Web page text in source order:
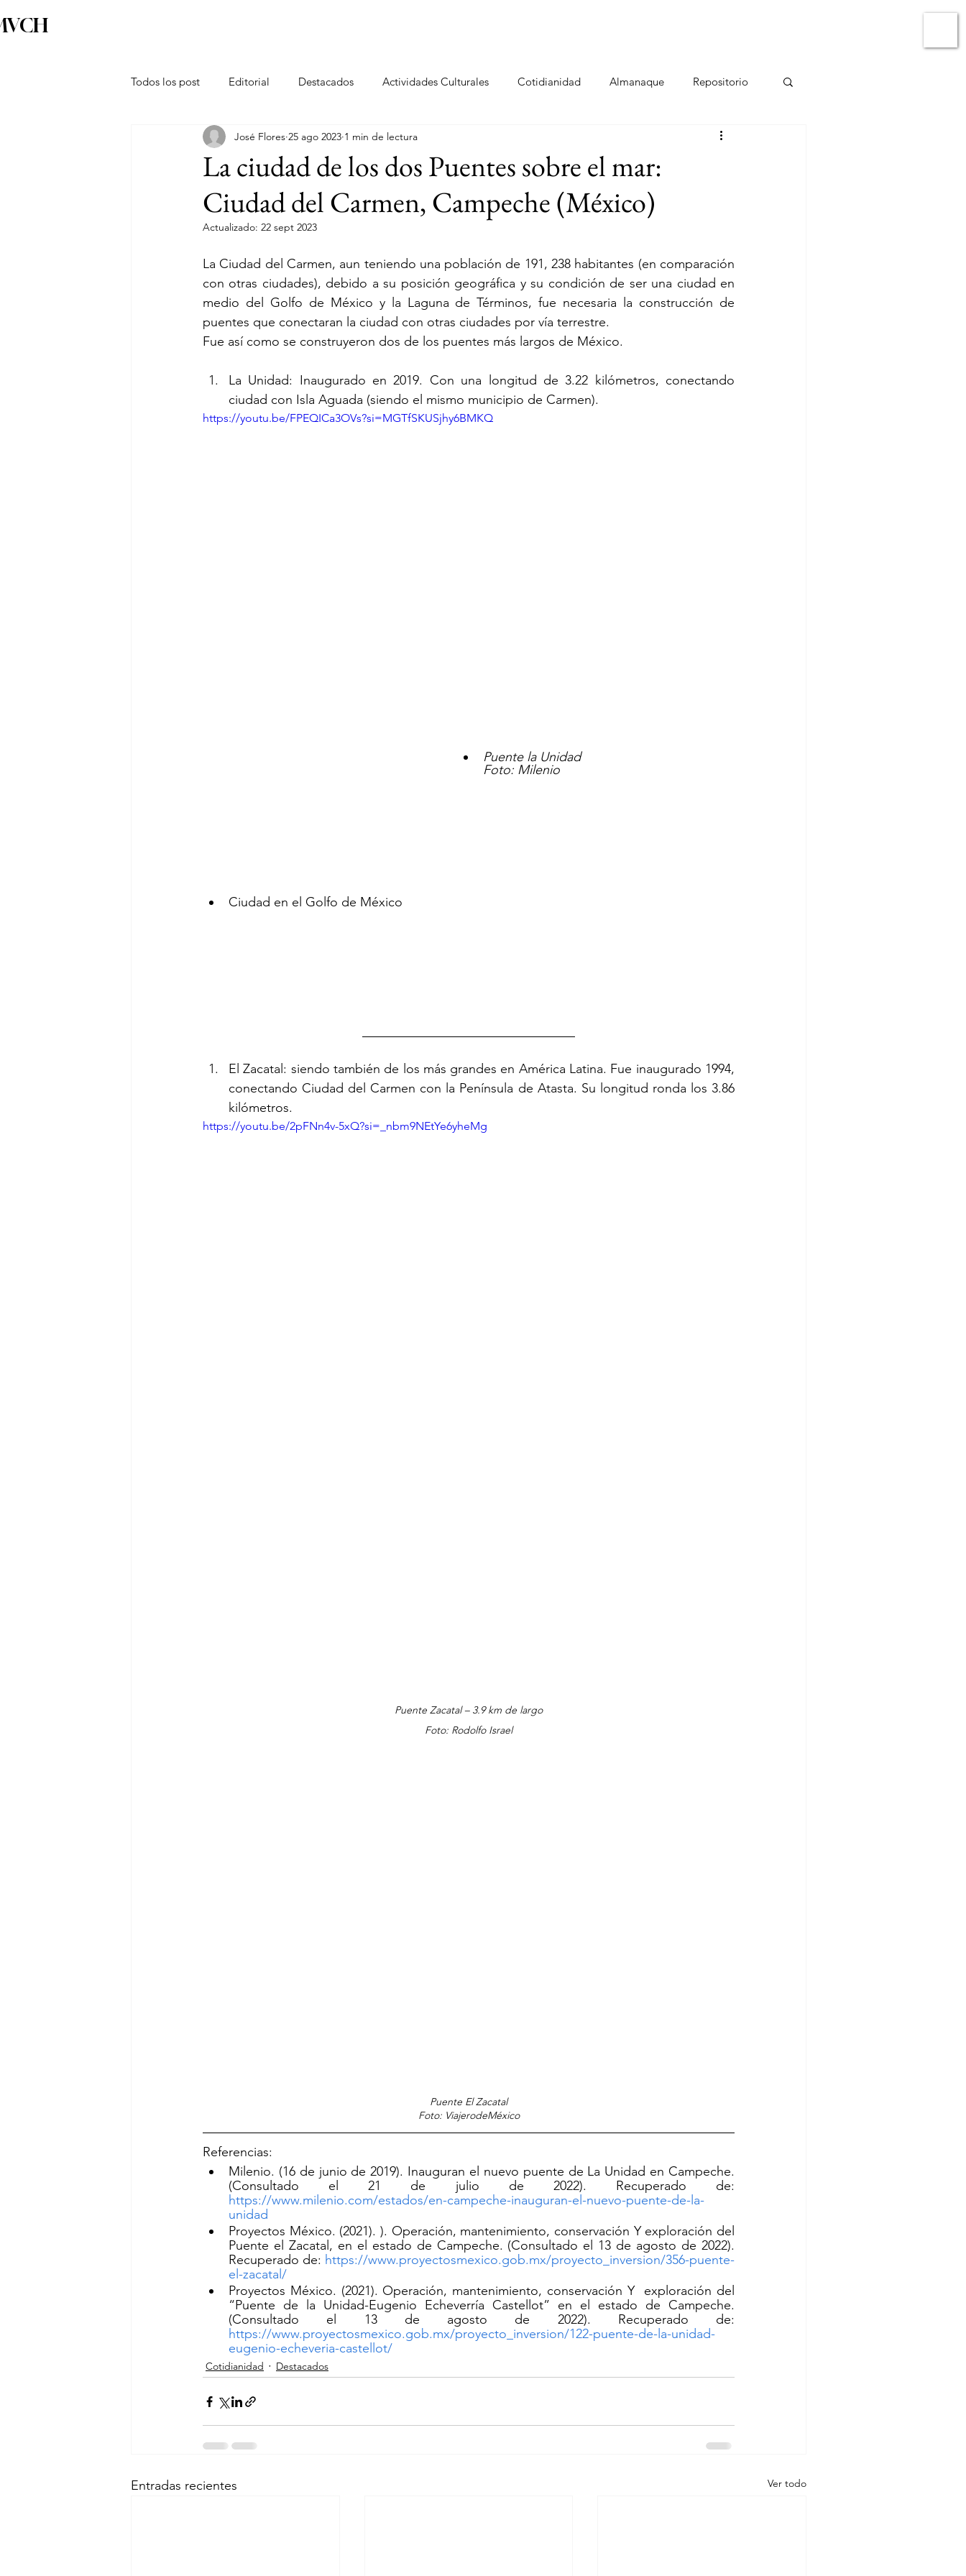
Todos los post Editorial Destacados Actividades Culturales Cotidianidad Almanaque Repositorio
Micrositio Guanajuato Micrositio Oaxaca
La ciudad de los dos Puentes sobre el mar:
Ciudad del Carmen, Campeche (México)
José Flores 25 ago 2023 1 min de lectura
Actualizado: 22 sept 2023
La Ciudad del Carmen, aun teniendo una población de 191, 238 habitantes (en comparación
con otras ciudades), debido a su posición geográfica y su condición de ser una ciudad en
medio del Golfo de México y la Laguna de Términos, fue necesaria la construcción de
puentes que conectaran la ciudad con otras ciudades por vía terrestre.
Fue así como se construyeron dos de los puentes más largos de México.
La Unidad: Inaugurado en 2019. Con una longitud de 3.22 kilómetros, conectando
ciudad con Isla Aguada (siendo el mismo municipio de Carmen).
https://youtu.be/FPEQICa3OVs?si=MGTfSKUSjhy6BMKQ
Puente la Unidad
Foto: Milenio
Ciudad en el Golfo de México
El Zacatal: siendo también de los más grandes en América Latina. Fue inaugurado 1994,
conectando Ciudad del Carmen con la Península de Atasta. Su longitud ronda los 3.86
kilómetros.
https://youtu.be/2pFNn4v-5xQ?si=_nbm9NEtYe6yheMg
Puente Zacatal – 3.9 km de largo
Foto: Rodolfo Israel
Puente El Zacatal
Foto: ViajerodeMéxico
Referencias:
Milenio. (16 de junio de 2019). Inauguran el nuevo puente de La Unidad en Campeche.
https://www.milenio.com/estados/en-campeche-inauguran-el-nuevo-puente-de-la-
unidad
Proyectos México. (2021). ). Operación, mantenimiento, conservación Y exploración del
Puente el Zacatal, en el estado de Campeche. (Consultado el 13 de agosto de 2022).
Recuperado de: https://www.proyectosmexico.gob.mx/proyecto_inversion/356-puente-
el-zacatal/
Proyectos México. (2021). Operación, mantenimiento, conservación Y  exploración del
“Puente de la Unidad-Eugenio Echeverría Castellot” en el estado de Campeche.
https://www.proyectosmexico.gob.mx/proyecto_inversion/122-puente-de-la-unidad-
eugenio-echeveria-castellot/
Cotidianidad Destacados
Entradas recientes Ver todo